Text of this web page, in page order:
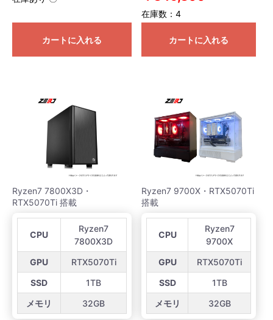
カートに入れる
在庫数：4
カートに入れる
Ryzen7 7800X3D・
RTX5070Ti 搭載
CPU
Ryzen7
7800X3D
GPU
RTX5070Ti
SSD
1TB
メモリ
32GB
Ryzen7 9700X・RTX5070Ti
搭載
CPU
Ryzen7
9700X
GPU
RTX5070Ti
SSD
1TB
メモリ
32GB